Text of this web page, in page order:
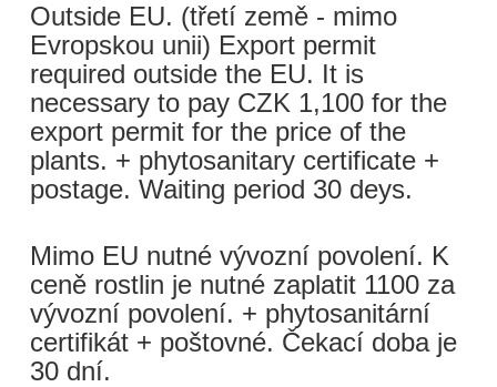
Outside EU. (třetí země - mimo
Evropskou unii) Export permit
required outside the EU. It is
necessary to pay CZK 1,100 for the
export permit for the price of the
plants. + phytosanitary certificate +
postage. Waiting period 30 deys.
Mimo EU nutné vývozní povolení. K
ceně rostlin je nutné zaplatit 1100 za
vývozní povolení. + phytosanitární
certifikát + poštovné. Čekací doba je
30 dní.